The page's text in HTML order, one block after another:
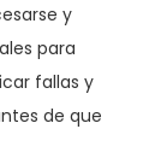
y
para
fallas y
de que